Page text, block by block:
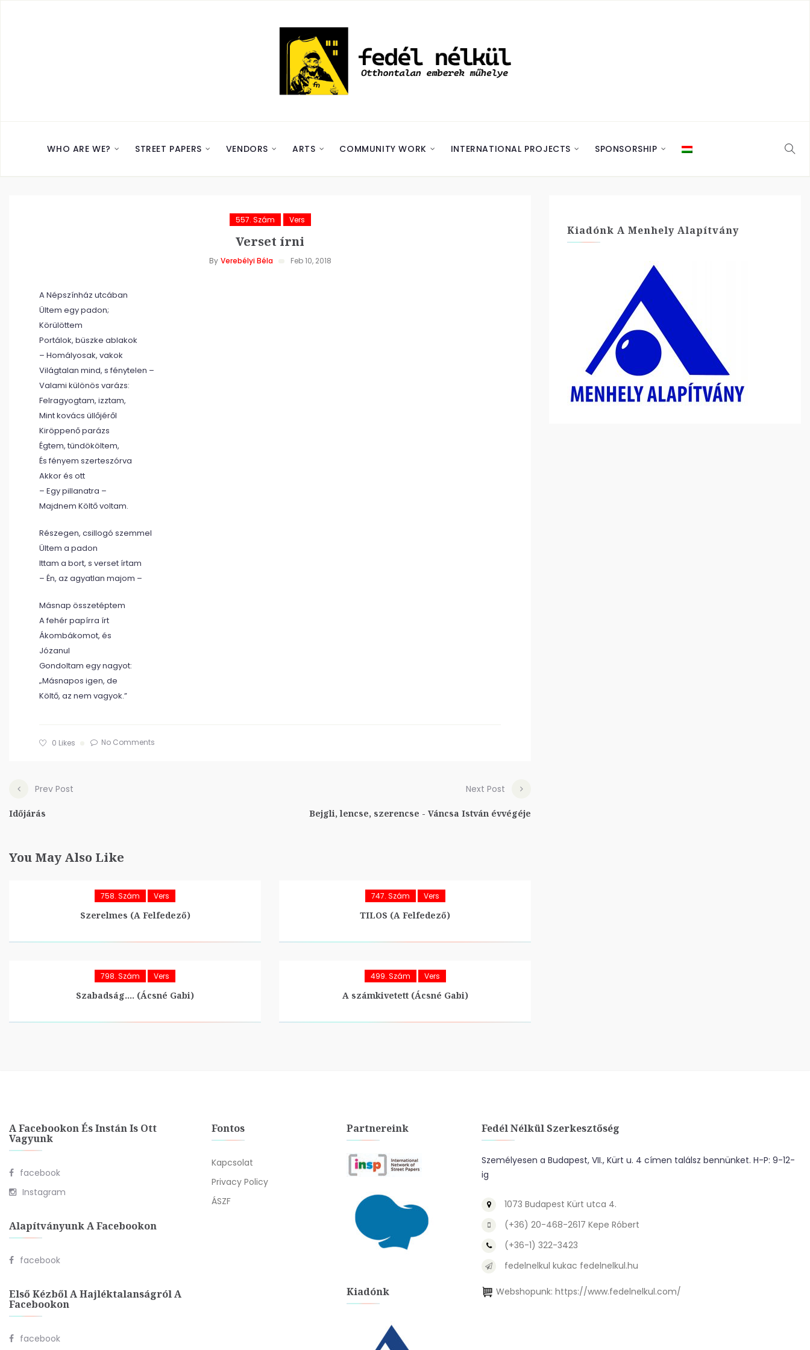
WHO ARE WE? STREET PAPERS VENDORS ARTS COMMUNITY WORK INTERNATIONAL PROJECTS SPONSORSHIP
557. Szám Vers
Verset írni
By Verebélyi Béla Feb 10, 2018
A Népszínház utcában
Ültem egy padon;
Körülöttem
Portálok, büszke ablakok
– Homályosak, vakok
Világtalan mind, s fénytelen –
Valami különös varázs:
Felragyogtam, izztam,
Mint kovács üllőjéről
Kiröppenő parázs
Égtem, tündököltem,
És fényem szerteszórva
Akkor és ott
– Egy pillanatra –
Majdnem Költő voltam.
Részegen, csillogó szemmel
Ültem a padon
Ittam a bort, s verset írtam
– Én, az agyatlan majom –
Másnap összetéptem
A fehér papírra írt
Ákombákomot, és
Józanul
Gondoltam egy nagyot:
„Másnapos igen, de
Költő, az nem vagyok.”
0 Likes No Comments
Prev Post
Időjárás
Next Post
Bejgli, lencse, szerencse - Váncsa István évvégéje
You May Also Like
758. Szám Vers
Szerelmes (A Felfedező)
747. Szám Vers
TILOS (A Felfedező)
798. Szám Vers
Szabadság…. (Ácsné Gabi)
499. Szám Vers
A számkivetett (Ácsné Gabi)
Kiadónk A Menhely Alapítvány
A Facebookon És Instán Is Ott
Vagyunk
facebook
Instagram
Alapítványunk A Facebookon
facebook
Első Kézből A Hajléktalanságról A
Facebookon
facebook
Fontos
Kapcsolat
Privacy Policy
ÁSZF
Partnereink
Kiadónk
Fedél Nélkül Szerkesztőség
Személyesen a Budapest, VII., Kürt u. 4 címen találsz bennünket. H-P: 9-12-
ig
1073 Budapest Kürt utca 4.
(+36) 20-468-2617 Kepe Róbert
(+36-1) 322-3423
fedelnelkul kukac fedelnelkul.hu
Webshopunk: https://www.fedelnelkul.com/